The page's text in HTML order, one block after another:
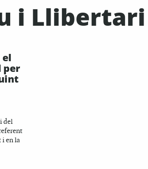
i Llibertari
el
per
del
i en la